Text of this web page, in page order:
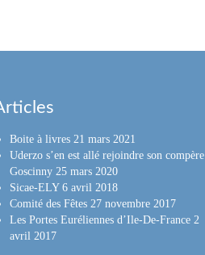
Boite à livres 21 mars 2021
Uderzo s’en est allé rejoindre son compère
Goscinny 25 mars 2020
Sicae-ELY 6 avril 2018
Comité des Fêtes 27 novembre 2017
Les Portes Euréliennes d’Ile-De-France 2
avril 2017